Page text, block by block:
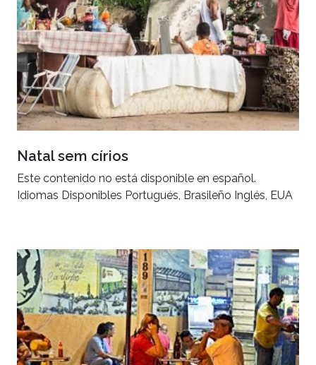
Natal sem círios
Este contenido no está disponible en español.
Idiomas Disponibles Portugués, Brasileño Inglés, EUA